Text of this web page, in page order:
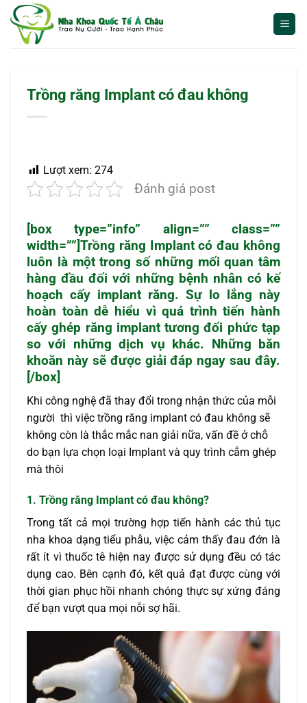
qua
Trồng răng Implant có đau không
Lượt xem: 274
Đánh giá post
[box type=”info” align=”” class=””
width=””]Trồng răng Implant có đau không
luôn là một trong số những mối quan tâm
hàng đầu đối với những bệnh nhân có kế
hoạch cấy implant răng. Sự lo lắng này
hoàn toàn dễ hiểu vì quá trình tiến hành
cấy ghép răng implant tương đối phức tạp
so với những dịch vụ khác. Những băn
khoăn này sẽ được giải đáp ngay sau đây.
[/box]
Khi công nghệ đã thay đổi trong nhận thức của mỗi
người thì việc trồng răng implant có đau không sẽ
không còn là thắc mắc nan giải nữa, vấn đề ở chỗ
do bạn lựa chọn loại Implant và quy trình cắm ghép
mà thôi
1. Trồng răng Implant có đau không?
Trong tất cả mọi trường hợp tiến hành các thủ tục
nha khoa dạng tiểu phẫu, việc cảm thấy đau đớn là
rất ít vì thuốc tê hiện nay được sử dụng đều có tác
dụng cao. Bên cạnh đó, kết quả đạt được cùng với
thời gian phục hồi nhanh chóng thực sự xứng đáng
để bạn vượt qua mọi nỗi sợ hãi.